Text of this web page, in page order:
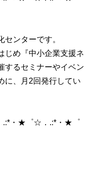
ンターです。
じめ『中小企業支援ネ
するセミナーやイベン
に、月2回発行してい
・★゜☆．.:*・★゜